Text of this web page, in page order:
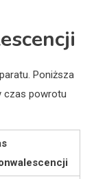
Poniższa
czas powrotu